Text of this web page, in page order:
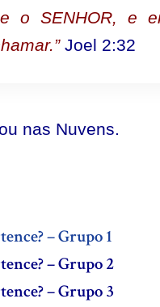
o SENHOR, e
Joel 2:32
nas Nuvens.
– Grupo 1
– Grupo 2
– Grupo 3